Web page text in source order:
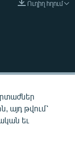
Ուղիղ հղում
այդ թվում՝
եւ